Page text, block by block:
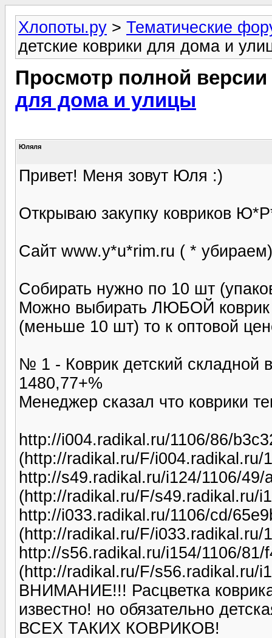
Хлопоты.ру > Тематические
детские коврики для дома и
Просмотр полной
для дома и улицы
Юляля
Привет! Меня зовут Юля :)
Открываю закупку ковриков
Сайт www.y*u*rim.ru ( * убираем)
Собирать нужно по 10 шт
Можно выбирать ЛЮБОЙ коврик
(меньше 10 шт) то к оптовой
№ 1 - Коврик детский складной
1480,77+%
Менеджер сказал что коврики
http://i004.radikal.ru/1106/86/
(http://radikal.ru/F/i004.radikal.ru/
http://s49.radikal.ru/i124/1106/49/
(http://radikal.ru/F/s49.radikal.ru/
http://i033.radikal.ru/1106/cd/
(http://radikal.ru/F/i033.radikal.ru/
http://s56.radikal.ru/i154/1106/81/
(http://radikal.ru/F/s56.radikal.ru/
ВНИМАНИЕ!!! Расцветка коврика
известно! но обязательно
ВСЕХ ТАКИХ КОВРИКОВ!